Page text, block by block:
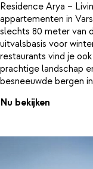
Residence Arya –
appartementen in
slechts 80 meter van
uitvalsbasis voor
restaurants vind je
prachtige landschap
besneeuwde bergen
Résidence Arya
dag op de pistes.
Nu bekijken